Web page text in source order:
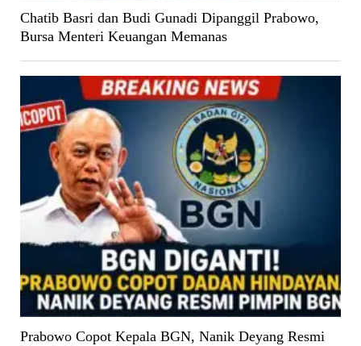
Chatib Basri dan Budi Gunadi Dipanggil Prabowo,
Bursa Menteri Keuangan Memanas
Prabowo Copot Kepala BGN, Nanik Deyang Resmi